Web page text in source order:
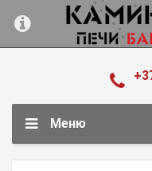
Меню